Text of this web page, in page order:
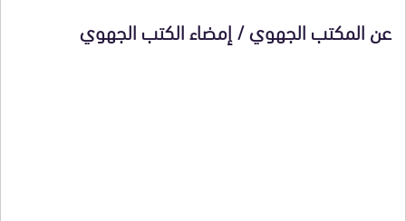
عن المكتب الجهوي / إمضاء الكتب الجهوي